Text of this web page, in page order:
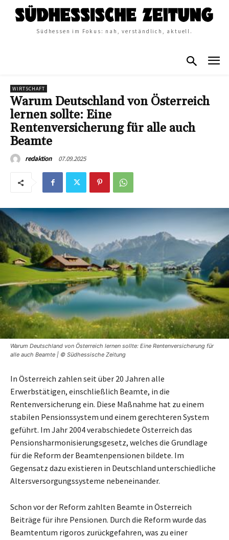
Südhessen im Fokus: nah, verständlich, aktuell.
WIRTSCHAFT
Warum Deutschland von Österreich
lernen sollte: Eine
Rentenversicherung für alle auch
Beamte
redaktion 07.09.2025
Warum Deutschland von Österreich lernen sollte: Eine Rentenversicherung für
alle auch Beamte | © Südhessische Zeitung
In Österreich zahlen seit über 20 Jahren alle
Erwerbstätigen, einschließlich Beamte, in die
Rentenversicherung ein. Diese Maßnahme hat zu einem
stabilen Pensionssystem und einem gerechteren System
geführt. Im Jahr 2004 verabschiedete Österreich das
Pensionsharmonisierungsgesetz, welches die Grundlage
für die Reform der Beamtenpensionen bildete. Im
Gegensatz dazu existieren in Deutschland unterschiedliche
Altersversorgungssysteme nebeneinander.
Schon vor der Reform zahlten Beamte in Österreich
Beiträge für ihre Pensionen. Durch die Reform wurde das
Beamtentum rigoros zurückgefahren, was zu einer